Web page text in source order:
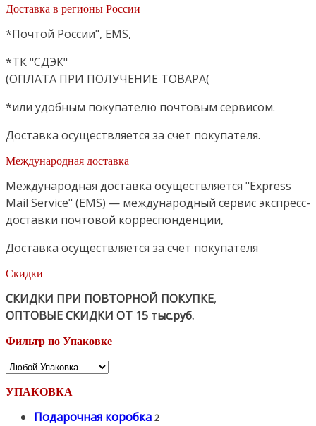
Доставка в регионы России
*Почтой России", EMS,
*ТК "СДЭК"
(ОПЛАТА ПРИ ПОЛУЧЕНИЕ ТОВАРА(
*или удобным покупателю почтовым сервисом.
Доставка осуществляется за счет покупателя.
Международная доставка
Международная доставка осуществляется "Express
Mail Service" (EMS) — международный сервис экспресс-
доставки почтовой корреспонденции,
Доставка осуществляется за счет покупателя
Скидки
СКИДКИ ПРИ ПОВТОРНОЙ ПОКУПКЕ,
ОПТОВЫЕ СКИДКИ ОТ 15 тыс.руб.
Фильтр по Упаковке
УПАКОВКА
Подарочная коробка 2